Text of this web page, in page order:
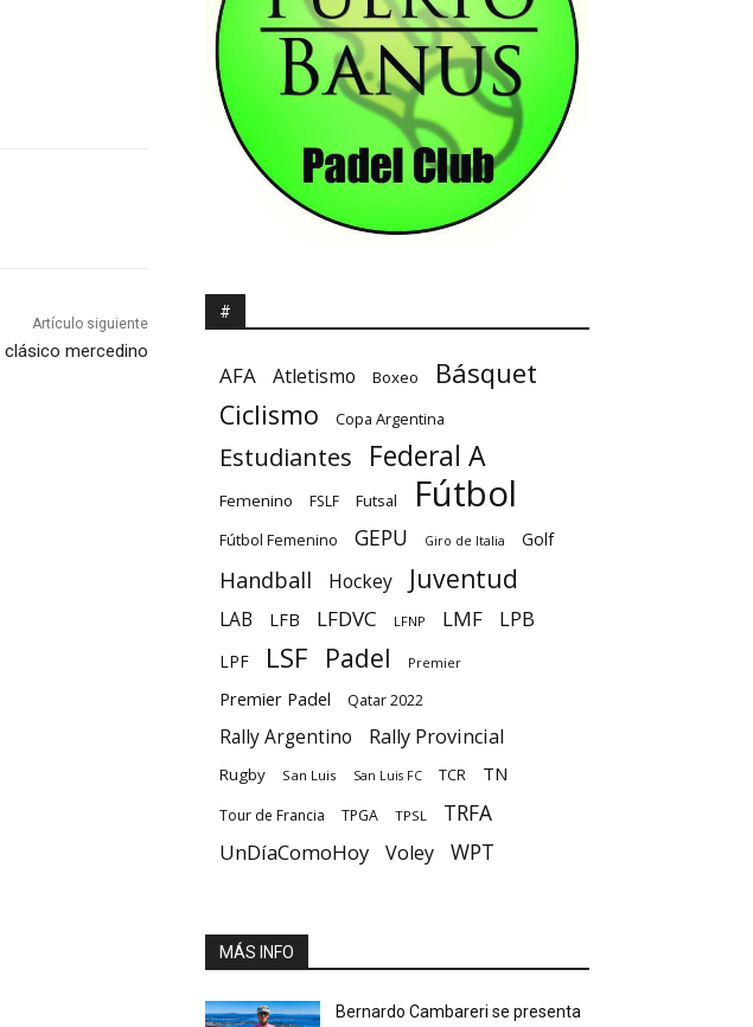
Artículo siguiente
mercedino
#
AFA Atletismo Boxeo Básquet
Ciclismo Copa Argentina
Estudiantes Federal A
Femenino FSLF Futsal Fútbol
Fútbol Femenino GEPU Giro de Italia Golf
Handball Hockey Juventud
LAB LFB LFDVC LFNP LMF LPB
LPF LSF Padel Premier
Premier Padel Qatar 2022
Rally Argentino Rally Provincial
Rugby San Luis San Luis FC TCR TN
Tour de Francia TPGA TPSL TRFA
UnDíaComoHoy Voley WPT
MÁS INFO
Bernardo Cambareri se presenta